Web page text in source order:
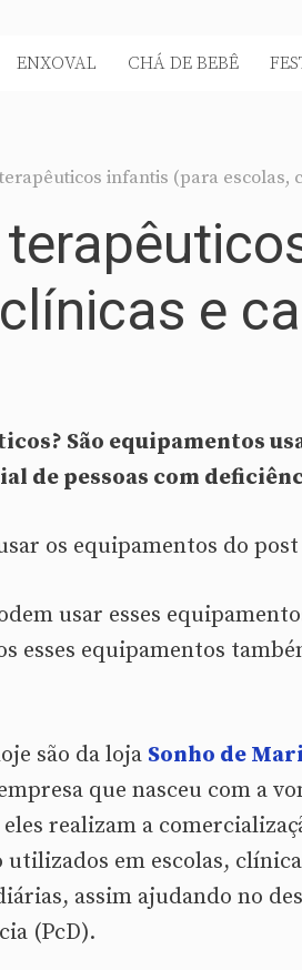
ENXOVAL CHÁ DE BEBÊ
infantis (para escolas,
e
São equipamentos
de pessoas com
os equipamentos do post
usar esses
esses equipamentos
são da loja Sonho de
que nasceu com a
realizam a
em escolas,
assim ajudando no
(PcD).